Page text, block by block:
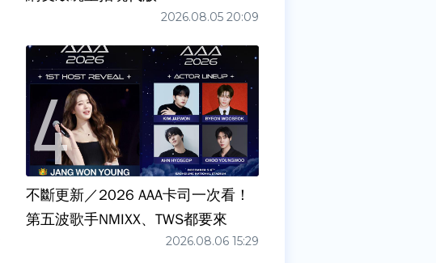
2026.08.05 20:09
不斷更新／2026 AAA卡司一次看！
第五波歌手NMIXX、TWS都要來
2026.08.06 15:29